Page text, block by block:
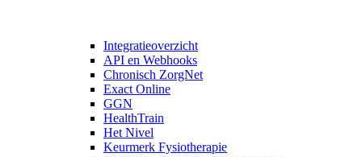
Integratieoverzicht
API en Webhooks
Chronisch ZorgNet
Exact Online
GGN
HealthTrain
Het Nivel
Keurmerk Fysiotherapie